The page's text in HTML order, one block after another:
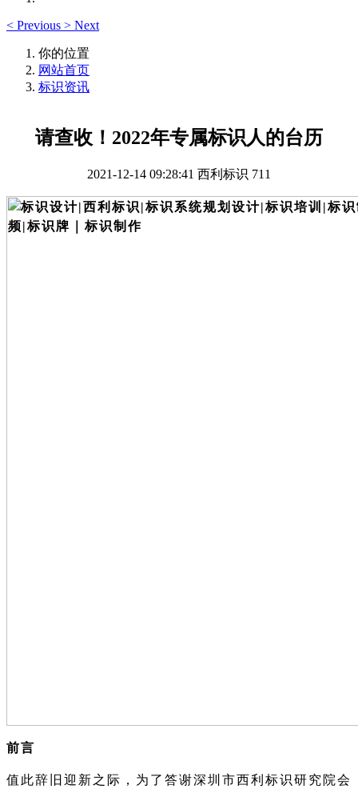
< Previous > Next
你的位置
网站首页
标识资讯
请查收！2022年专属标识人的台历
2021-12-14 09:28:41 西利标识 711
前言
值此辞旧迎新之际，为了答谢深圳市西利标识研究院会